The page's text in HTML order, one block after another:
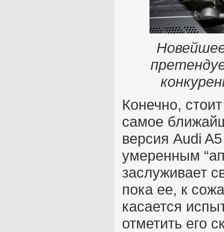
Конечно,
самое
версия Audi
умеренным
заслуживает
пока ее, к
касается
отметить его